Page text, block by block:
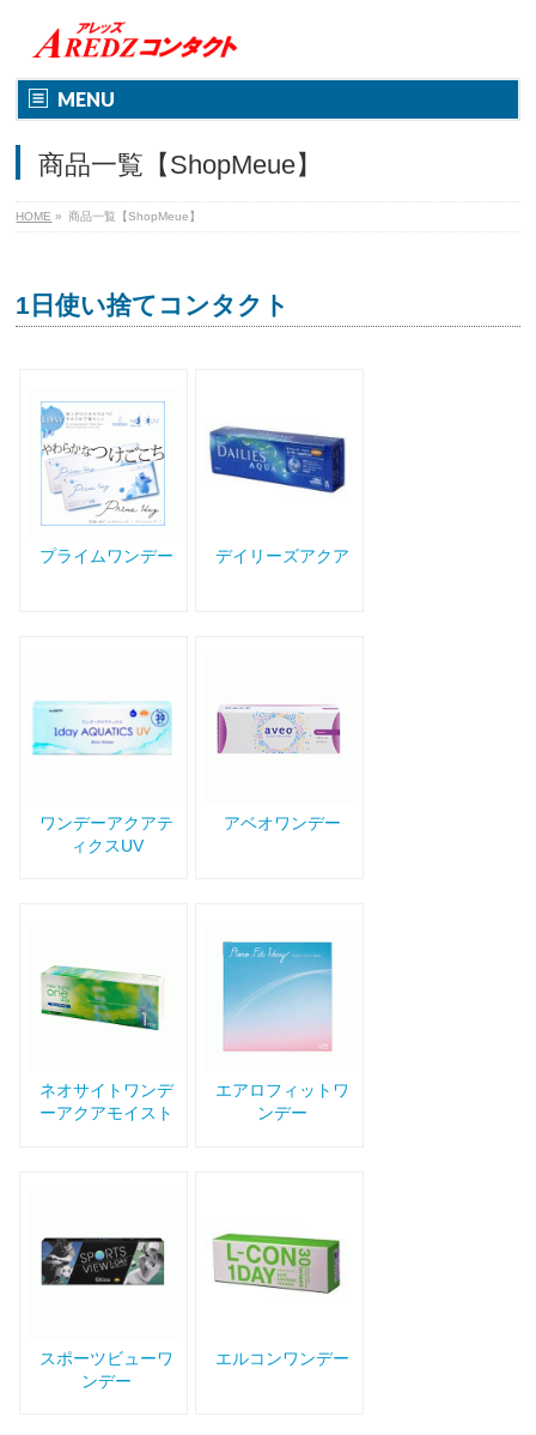
MENU
商品一覧【ShopMeue】
HOME » 商品一覧【ShopMeue】
1日使い捨てコンタクト
プライムワンデー デイリーズアクア
ワンデーアクアテ
ィクスUV
アベオワンデー
ネオサイトワンデ
ーアクアモイスト
エアロフィットワ
ンデー
スポーツビューワ
ンデー
エルコンワンデー